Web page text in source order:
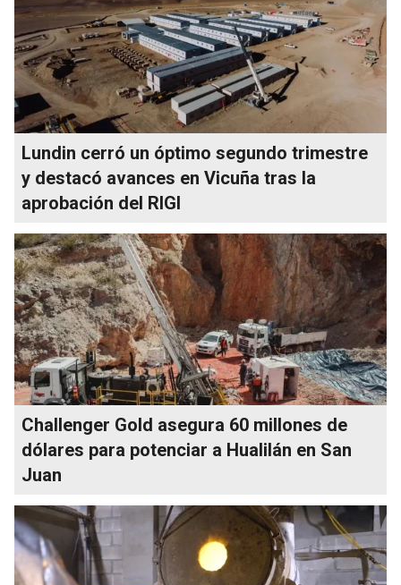
Lundin cerró un óptimo segundo trimestre
y destacó avances en Vicuña tras la
aprobación del RIGI
Challenger Gold asegura 60 millones de
dólares para potenciar a Hualilán en San
Juan